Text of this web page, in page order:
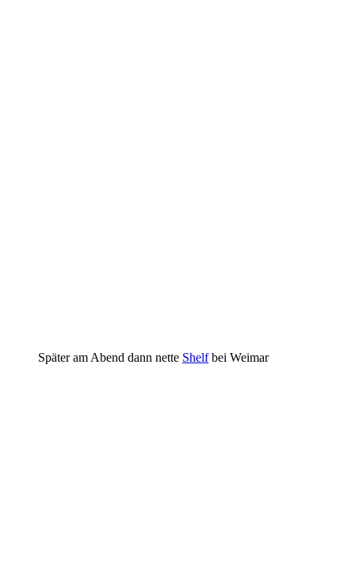
Später am Abend dann nette Shelfbei Weimar